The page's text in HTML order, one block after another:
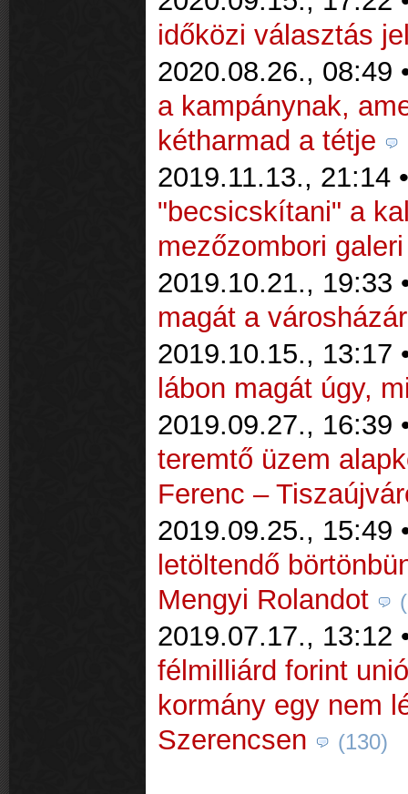
időközi választás
2020.08.26., 08:49
a kampánynak,
kétharmad a tétje
2019.11.13., 21:14
"becsicskítani" a
mezőzombori galeri
2019.10.21., 19:33
magát a
2019.10.15., 13:17
lábon magát úgy,
2019.09.27., 16:39
teremtő üzem
Ferenc –
2019.09.25., 15:49
letöltendő
Mengyi Rolandot
2019.07.17., 13:12
félmilliárd forint
kormány egy nem
Szerencsen
(130)